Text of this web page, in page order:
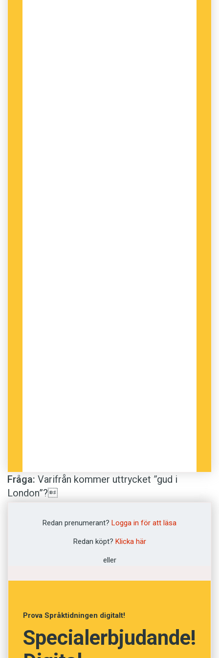
Fråga: Varifrån kommer uttrycket ”gud i
London”?
bra svar på. Uttrycket verkar förekomma mer i
Bland de äldsta beläggen jag hittar är ett
pressmeddelande från Göteborgsbaserade
Redan prenumerant? Logga in för att läsa
Redan köpt? Klicka här
eller
Prova Språktidningen digitalt!
Specialerbjudande!